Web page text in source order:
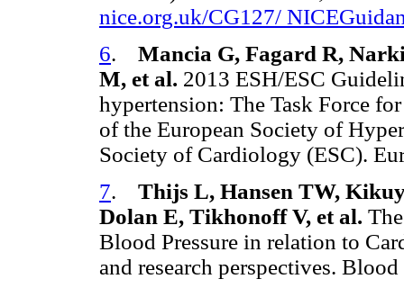
nice.org.uk/CG127/
6. Mancia G, Fagard R,
M, et al. 2013 ESH/ESC
hypertension: The Task Force
of the European Society of
Society of Cardiology (ESC).
7. Thijs L, Hansen TW,
Dolan E, Tikhonoff V, et al.
Blood Pressure in relation to
and research perspectives.